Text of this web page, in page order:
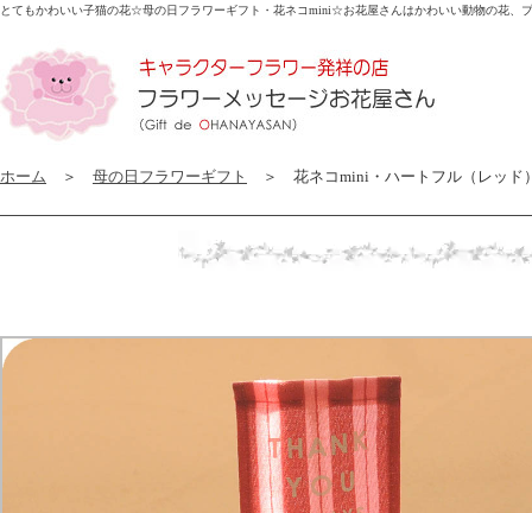
とてもかわいい子猫の花☆母の日フラワーギフト・花ネコmini☆お花屋さんはかわいい動物の花、
ホーム ＞ 母の日フラワーギフト ＞ 花ネコmini・ハートフル（レッド